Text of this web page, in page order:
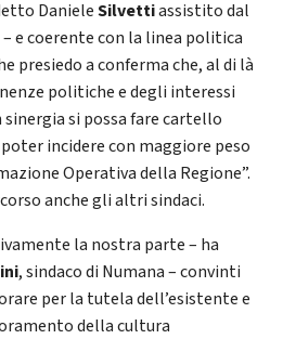
DanieleSilvettiassistito dal
e coerente con la linea politica
presiedo a conferma che, al di là
politiche e degli interessi
si possa fare cartello
incidere con maggiore peso
Operativa della Regione”.
anche gli altri sindaci.
la nostra parte – ha
, sindaco di Numana – convinti
per la tutela dell’esistente e
della cultura